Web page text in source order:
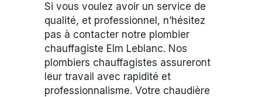
Si vous voulez avoir un service de
qualité, et professionnel, n’hésitez
pas à contacter notre plombier
chauffagiste Elm Leblanc. Nos
plombiers chauffagistes assureront
leur travail avec rapidité et
professionnalisme. Votre chaudière